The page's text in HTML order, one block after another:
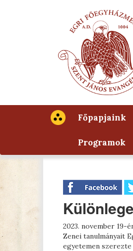
Főpapjaink
Programok
2023. november 19-
Zenei tanulmányait
egyetemen